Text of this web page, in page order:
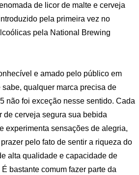
de licor de malte e cerveja
pela primeira vez no
pela National Brewing
e amado pelo público em
qualquer marca precisa de
não foi exceção nesse sentido. Cada
de cerveja segura sua bebida
experimenta sensações de alegria,
pelo fato de sentir a riqueza do
alta qualidade e capacidade de
bastante comum fazer parte da